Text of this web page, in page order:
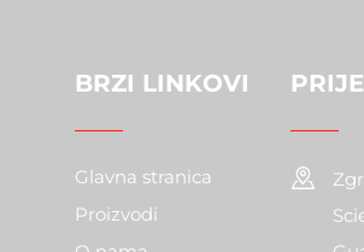
BRZI LINKOVI
Glavna stranica
Proizvodi